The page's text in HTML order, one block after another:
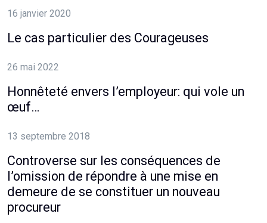
16 janvier 2020
Le cas particulier des Courageuses
26 mai 2022
Honnêteté envers l’employeur: qui vole un
œuf…
13 septembre 2018
Controverse sur les conséquences de
l’omission de répondre à une mise en
demeure de se constituer un nouveau
procureur